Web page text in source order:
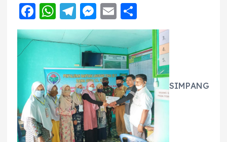
F
a
c
e
b
o
o
k
W
h
a
ts
A
p
p
T
el
e
g
r
a
m
M
e
ss
e
n
g
er
E
m
ai
l
h
a
re
SIMPANG